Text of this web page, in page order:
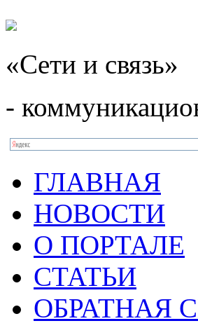
«Сети и связь»
-
ГЛАВНАЯ
НОВОСТИ
О ПОРТАЛЕ
СТАТЬИ
ОБРАТНАЯ